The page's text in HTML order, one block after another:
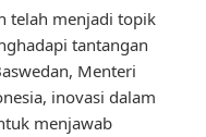
telah menjadi topik
tantangan
Menteri
inovasi dalam
menjawab